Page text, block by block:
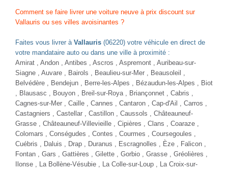
Comment se faire livrer une voiture neuve à prix discount sur
Vallauris ou ses villes avoisinantes ?
Faites vous livrer à Vallauris (06220) votre véhicule en direct de
votre mandataire auto ou dans une ville à proximité :
Amirat , Andon , Antibes , Ascros , Aspremont , Auribeau-sur-
Siagne , Auvare , Bairols ,
Beaulieu-sur-Mer Beausoleil
Belvédère , Bendejun , Berre-les-Alpes , Bézaudun-les-Alpes ,
Biot
, Blausasc , Bouyon , Breil-sur-Roya , Briançonnet , Cabris ,
Cagnes-sur-Mer , Caille , Cannes , Cantaron , Cap-d'Ail Carros
Castagniers , Castellar , Castillon , Caussols , Châteauneuf-
Grasse , Châteauneuf-Villevieille , Cipières , Clans , Coaraze ,
Colomars , Conségudes , Contes , Courmes , Coursegoules ,
Cuébris , Daluis ,
Drap , Duranus , Escragnolles , Èze , Falicon ,
Fontan , Gars , Gattières , Gilette , Gorbio , Grasse , Gréolières ,
Ilonse , La Bollène-Vésubie ,
La Colle-sur-Loup , La Croix-sur-